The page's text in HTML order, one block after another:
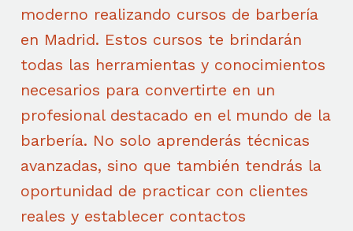
moderno realizando cursos de barbería
en Madrid. Estos cursos te brindarán
todas las herramientas y conocimientos
necesarios para convertirte en un
profesional destacado en el mundo de la
barbería. No solo aprenderás técnicas
avanzadas, sino que también tendrás la
oportunidad de practicar con clientes
reales y establecer contactos